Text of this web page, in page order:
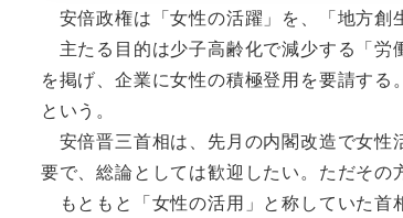
安倍政権は「女性の活躍」を、「地方創
主たる目的は少子高齢化で減少する「労
を掲げ、企業に女性の積極登用を要請す
という。
安倍晋三首相は、先月の内閣改造で女性
要で、総論としては歓迎したい。ただその
もともと「女性の活用」と称していた首